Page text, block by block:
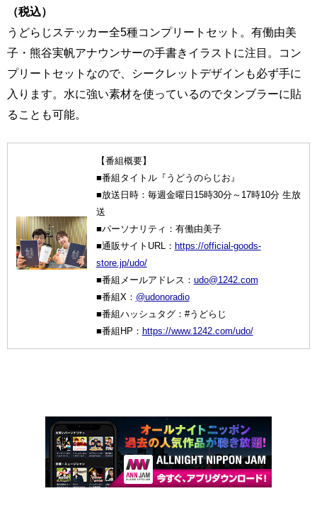
（税込）
うどらじステッカー全5種コンプリートセット。有働由美
子・熊谷実帆アナウンサーの手書きイラストに注目。コン
プリートセットなので、シークレットデザインも必ず手に
入ります。水に強い素材を使っているのでタンブラーに貼
ることも可能。
【番組概要】
■番組タイトル『うどうのらじお』
■放送日時：毎週金曜日15時30分～17時10分 生放
送
■パーソナリティ：有働由美子
■通販サイトURL： https://official-goods-
store.jp/udo/
■番組メールアドレス： udo@1242.com
■番組X： @udonoradio
■番組ハッシュタグ：#うどらじ
■番組HP： https://www.1242.com/udo/